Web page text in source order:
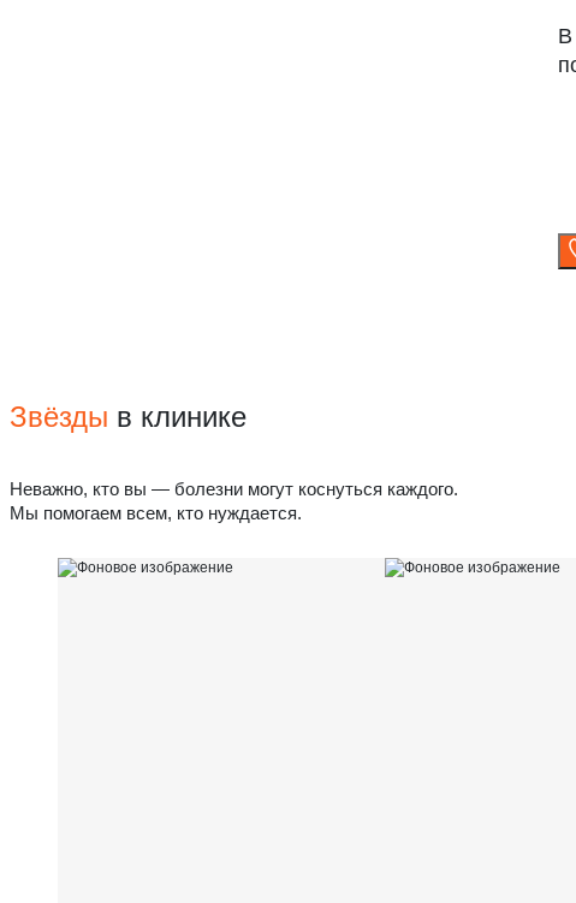
В
Звёзды в клинике
Неважно, кто вы — болезни могут коснуться каждого.
Мы помогаем всем, кто нуждается.